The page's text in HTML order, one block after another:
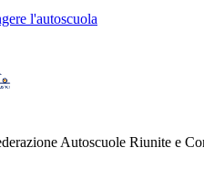
l'autoscuola
Autoscuole Riunite e